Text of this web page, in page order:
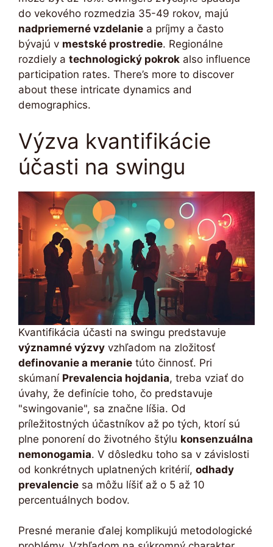
do vekového rozmedzia 35-49 rokov, majú
nadpriemerné vzdelanie a príjmy a často
bývajú v mestské prostredie. Regionálne
rozdiely a technologický pokrok also influence
participation rates. There’s more to discover
about these intricate dynamics and
demographics.
Výzva kvantifikácie
účasti na swingu
Kvantifikácia účasti na swingu predstavuje
významné výzvy vzhľadom na zložitosť
definovanie a meranie túto činnosť. Pri
skúmaní Prevalencia hojdania, treba vziať do
úvahy, že definície toho, čo predstavuje
"swingovanie", sa značne líšia. Od
príležitostných účastníkov až po tých, ktorí sú
plne ponorení do životného štýlu konsenzuálna
nemonogamia. V dôsledku toho sa v závislosti
od konkrétnych uplatnených kritérií, odhady
prevalencie sa môžu líšiť až o 5 až 10
percentuálnych bodov.
Presné meranie ďalej komplikujú metodologické